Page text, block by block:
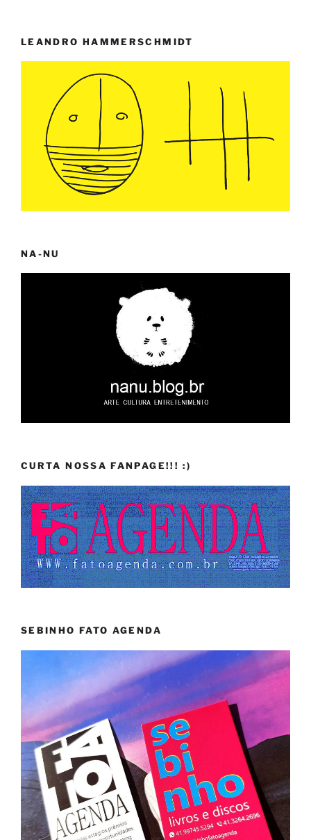
LEANDRO HAMMERSCHMIDT
NA-NU
CURTA NOSSA FANPAGE!!! :)
SEBINHO FATO AGENDA